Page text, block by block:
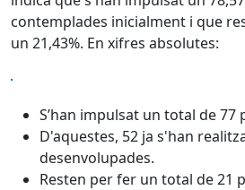
contemplades inicialment i que
un 21,43%. En xifres absolutes:
S’han impulsat un total de 77
D'aquestes, 52 ja s'han
desenvolupades.
Resten per fer un total de 21